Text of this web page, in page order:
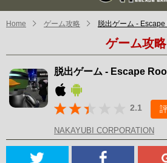
Home ゲーム攻略 脱出ゲーム -
ゲーム攻略
脱出ゲーム - Escape
2.1
NAKAYUBI CORPORATION